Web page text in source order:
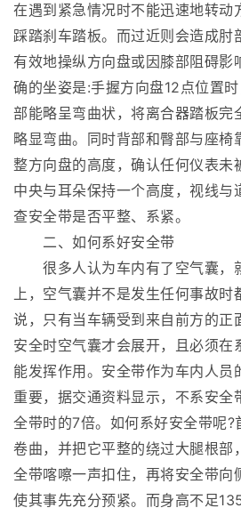
在遇到紧急情况时不能迅速地转动
踩踏刹车踏板。而过近则会造成肘
有效地操纵方向盘或因膝部阻碍影
确的坐姿是:手握方向盘12点位置
部能略呈弯曲状，将离合器踏板完
略显弯曲。同时背部和臀部与座椅
整方向盘的高度，确认任何仪表未
中央与耳朵保持一个高度，视线与
查安全带是否平整、系紧。
二、如何系好安全带
很多人认为车内有了空气囊，
上，空气囊并不是发生任何事故时
说，只有当车辆受到来自前方的正
安全时空气囊才会展开，且必须在
能发挥作用。安全带作为车内人员
重要，据交通资料显示，不系安全
全带时的7倍。如何系好安全带呢?
卷曲，并把它平整的绕过大腿根部
全带喀嚓一声扣住，再将安全带向
使其事先充分预紧。而身高不足